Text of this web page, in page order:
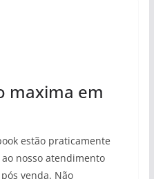
maxima em
estão praticamente
nosso atendimento
venda. Não